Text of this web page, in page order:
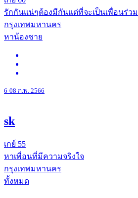
รักกันแน่ๆต้องมีกันแต่ที่จะเป็นเพื่อนร่ว
กรุงเทพมหานคร
หาน้องชาย
6 08 ก.พ. 2566
sk
เกย์ 55
หาเพื่อนที่มีความจริงใจ
กรุงเทพมหานคร
ทั้งหมด